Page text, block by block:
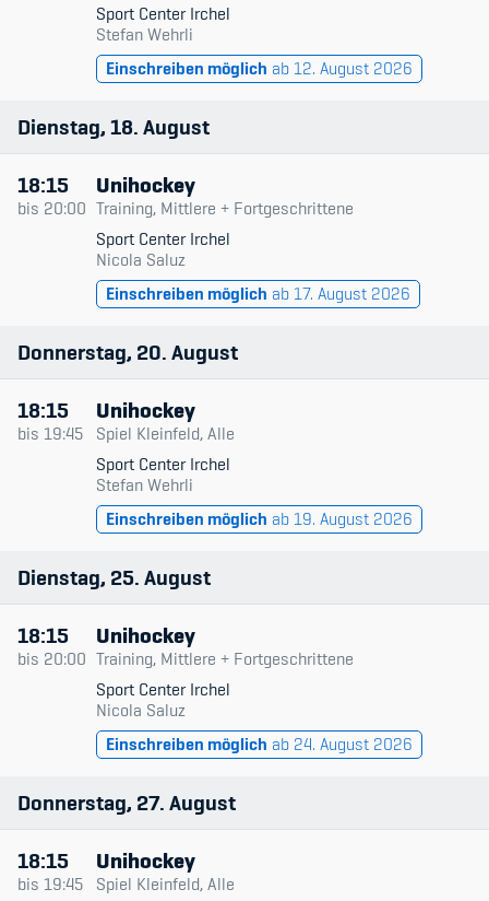
Academy
Diversität & Inklusion
Infomails
Kinderbetreuung
Krankenversicherung
Schwangerschaft & Sport
Spitzensport & Studium
Organisation
Team
Offene Stellen
Mitgliedervereine
Sponsoren und Partner
Sport Center Irchel
Stefan Wehrli
Einschreiben möglich ab 12. August 2026
Dienstag 18 August
18:15
bis 20:00
Unihockey
Training, Mittlere + Fortgeschrittene
Sport Center Irchel
Nicola Saluz
Einschreiben möglich ab 17. August 2026
Donnerstag 20 August
18:15
bis 19:45
Unihockey
Spiel Kleinfeld, Alle
Sport Center Irchel
Stefan Wehrli
Einschreiben möglich ab 19. August 2026
Dienstag 25 August
18:15
bis 20:00
Unihockey
Training, Mittlere + Fortgeschrittene
Sport Center Irchel
Nicola Saluz
Einschreiben möglich ab 24. August 2026
Donnerstag 27 August
18:15
bis 19:45
Unihockey
Spiel Kleinfeld, Alle